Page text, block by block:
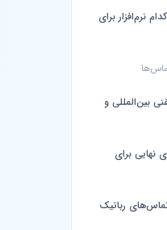
نرم‌افزار برای
بین‌المللی و
نهایی برای
رباتیک